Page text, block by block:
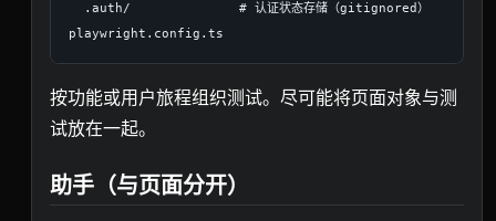
  .auth/              # 认证状态存储（gitignored）
按功能或用户旅程组织测试。尽可能将页面对象与测
试放在一起。
助手（与页面分开）